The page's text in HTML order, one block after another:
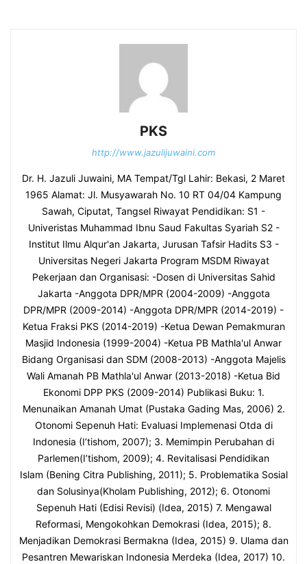
PKS
http://www.jazulijuwaini.com
Dr. H. Jazuli Juwaini, MA Tempat/Tgl Lahir: Bekasi, 2 Maret
1965 Alamat: Jl. Musyawarah No. 10 RT 04/04 Kampung
Sawah, Ciputat, Tangsel Riwayat Pendidikan: S1 -
Univeristas Muhammad Ibnu Saud Fakultas Syariah S2 -
Institut Ilmu Alqur'an Jakarta, Jurusan Tafsir Hadits S3 -
Universitas Negeri Jakarta Program MSDM Riwayat
Pekerjaan dan Organisasi: -Dosen di Universitas Sahid
Jakarta -Anggota DPR/MPR (2004-2009) -Anggota
DPR/MPR (2009-2014) -Anggota DPR/MPR (2014-2019) -
Ketua Fraksi PKS (2014-2019) -Ketua Dewan Pemakmuran
Masjid Indonesia (1999-2004) -Ketua PB Mathla'ul Anwar
Bidang Organisasi dan SDM (2008-2013) -Anggota Majelis
Wali Amanah PB Mathla'ul Anwar (2013-2018) -Ketua Bid
Ekonomi DPP PKS (2009-2014) Publikasi Buku: 1.
Menunaikan Amanah Umat (Pustaka Gading Mas, 2006) 2.
Otonomi Sepenuh Hati: Evaluasi Implemenasi Otda di
Indonesia (I’tishom, 2007); 3. Memimpin Perubahan di
Parlemen(I’tishom, 2009); 4. Revitalisasi Pendidikan
Islam (Bening Citra Publishing, 2011); 5. Problematika Sosial
dan Solusinya(Kholam Publishing, 2012); 6. Otonomi
Sepenuh Hati (Edisi Revisi) (Idea, 2015) 7. Mengawal
Reformasi, Mengokohkan Demokrasi (Idea, 2015); 8.
Menjadikan Demokrasi Bermakna (Idea, 2015) 9. Ulama dan
Pesantren Mewariskan Indonesia Merdeka (Idea, 2017) 10.